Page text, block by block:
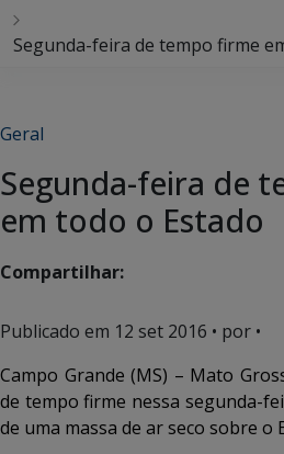
Segunda-feira de tempo firme
Geral
Segunda-feira de
em todo o Estado
Compartilhar:
Publicado em 12 set 2016 • por •
Campo Grande (MS) – Mato
de tempo firme nessa segunda-
de uma massa de ar seco sobre o